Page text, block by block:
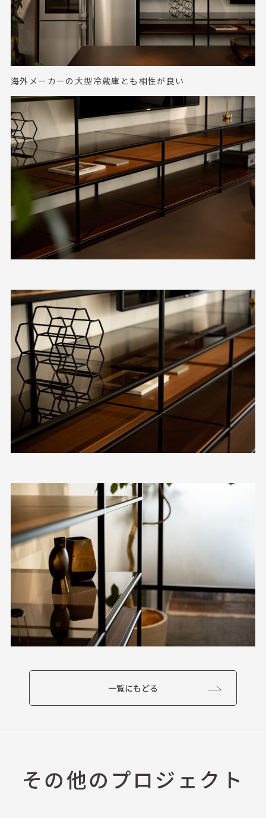
海外メーカーの大型冷蔵庫とも相性が良い
一覧にもどる
その他のプロジェクト